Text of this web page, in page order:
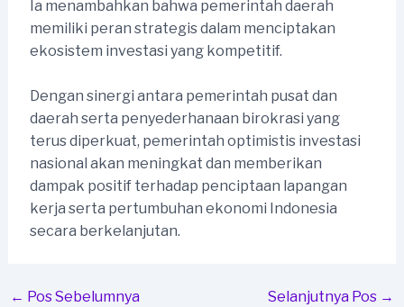
Ia menambahkan bahwa pemerintah daerah
memiliki peran strategis dalam menciptakan
ekosistem investasi yang kompetitif.
Dengan sinergi antara pemerintah pusat dan
daerah serta penyederhanaan birokrasi yang
terus diperkuat, pemerintah optimistis investasi
nasional akan meningkat dan memberikan
dampak positif terhadap penciptaan lapangan
kerja serta pertumbuhan ekonomi Indonesia
secara berkelanjutan.
Post
← Pos Sebelumnya Selanjutnya Pos →